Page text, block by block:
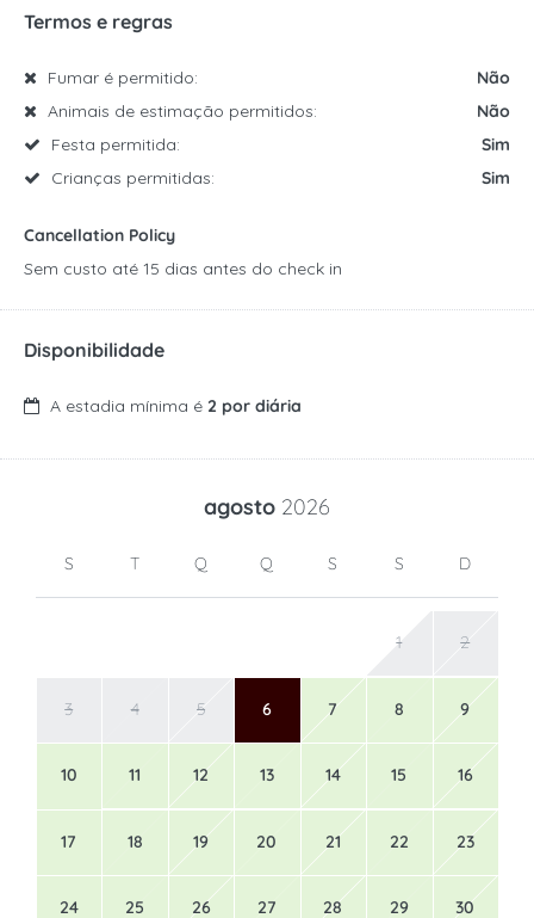
Termos e regras
Fumar é permitido:
Não
Animais de estimação permitidos:
Não
Festa permitida:
Sim
Crianças permitidas:
Sim
Cancellation Policy
Sem custo até 15 dias antes do check in
Disponibilidade
A estadia mínima é 2 por diária
agosto 2026
S T Q Q S S D
1 2
3 4 5 6 7 8 9
10 11 12 13 14 15 16
17 18 19 20 21 22 23
24 25 26 27 28 29 30